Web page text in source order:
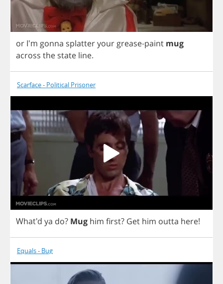
or I'm gonna splatteryour grease-paint mug
across the state line.
Scarface - Political Prisoner
What'd ya do? Mug him first? Get him outta here!
Equals - Bug